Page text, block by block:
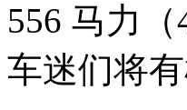
556 马力
车迷们将